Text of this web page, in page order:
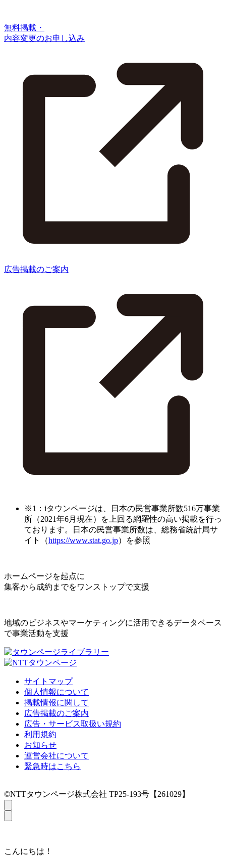
無料掲載・
内容変更のお申し込み
広告掲載のご案内
※1：iタウンページは、日本の民営事業所数516万事業
所（2021年6月現在）を上回る網羅性の高い掲載を行っ
ております。日本の民営事業所数は、総務省統計局サ
イト（https://www.stat.go.jp）を参照
ホームページを起点に
集客から成約までをワンストップで支援
地域のビジネスやマーケティングに活用できるデータベース
で事業活動を支援
サイトマップ
個人情報について
掲載情報に関して
広告掲載のご案内
広告・サービス取扱い規約
利用規約
お知らせ
運営会社について
緊急時はこちら
©NTTタウンページ株式会社 TP25-193号【261029】
こんにちは！